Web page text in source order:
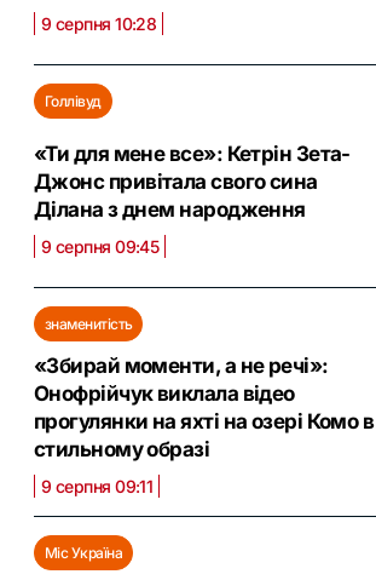
9 серпня 10:28
Голлівуд
«Ти для мене все»: Кетрін Зета-
Джонс привітала свого сина
Ділана з днем народження
9 серпня 09:45
знаменитість
«Збирай моменти, а не речі»:
Онофрійчук виклала відео
прогулянки на яхті на озері Комо в
стильному образі
9 серпня 09:11
Міс Україна